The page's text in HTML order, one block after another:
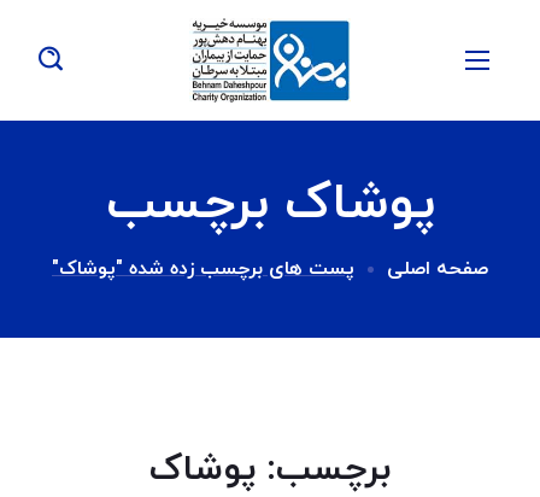
پوشاک برچسب
صفحه اصلی پست های برچسب زده شده "پوشاک"
برچسب: پوشاک